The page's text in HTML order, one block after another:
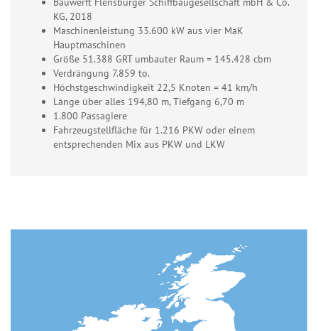
KG, 2018
Maschinenleistung 33.600 kW aus vier MaK
Hauptmaschinen
Größe 51.388 GRT umbauter Raum = 145.428 cbm
Verdrängung 7.859 to.
Höchstgeschwindigkeit 22,5 Knoten = 41 km/h
Länge über alles 194,80 m, Tiefgang 6,70 m
1.800 Passagiere
Fahrzeugstellfläche für 1.216 PKW oder einem
entsprechenden Mix aus PKW und LKW